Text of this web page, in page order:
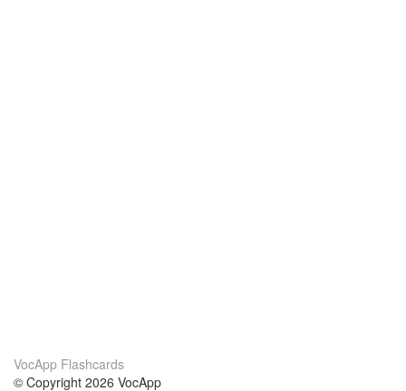
VocApp Flashcards
© Copyright 2026 VocApp